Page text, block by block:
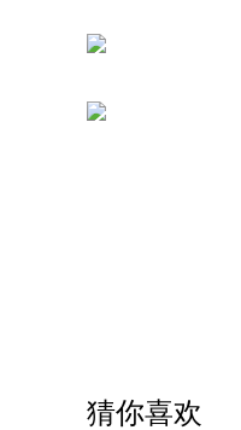
猜你喜欢